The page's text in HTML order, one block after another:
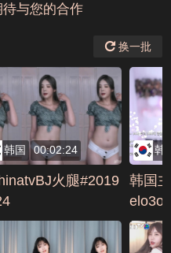
与您的合作
换一批
韩国 00:02:24
火腿#2019
韩
韩国